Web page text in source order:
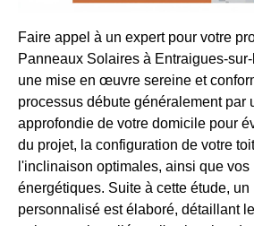
Faire appel à un expert pour votre
Panneaux Solaires à Entraigues-
une mise en œuvre sereine et
processus débute généralement par
approfondie de votre domicile pour
du projet, la configuration de votre
l'inclinaison optimales, ainsi que vos
énergétiques. Suite à cette étude,
personnalisé est élaboré, détaillant